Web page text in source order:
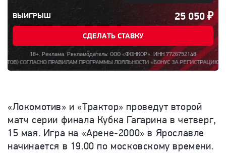
ВЫИГРЫШ 25 050₽
СДЕЛАТЬ СТАВКУ
18+. Реклама. Рекламодатель: ООО «ФОНКОР». ИНН 7726752148
ПРАВИЛАМ ПРОГРАММЫ ЛОЯЛЬНОСТИ «БОНУС ЗА РЕГИСТРАЦИЮ ДО 15000».
«Локомотив» и «Трактор» проведут второй
матч серии финала Кубка Гагарина в четверг,
15 мая. Игра на «Арене-2000» в Ярославле
начинается в 19.00 по московскому времени.